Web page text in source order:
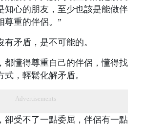
知心的朋友，至少也該是能做伴
尊重的伴侶。”
有矛盾，是不可能的。
都懂得尊重自己的伴侶，懂得找
，輕鬆化解矛盾。
Advertisements
卻受不了一點委屈，伴侶有一點